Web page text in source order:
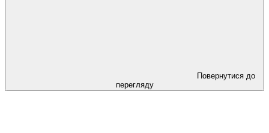
Повернутися до
перегляду